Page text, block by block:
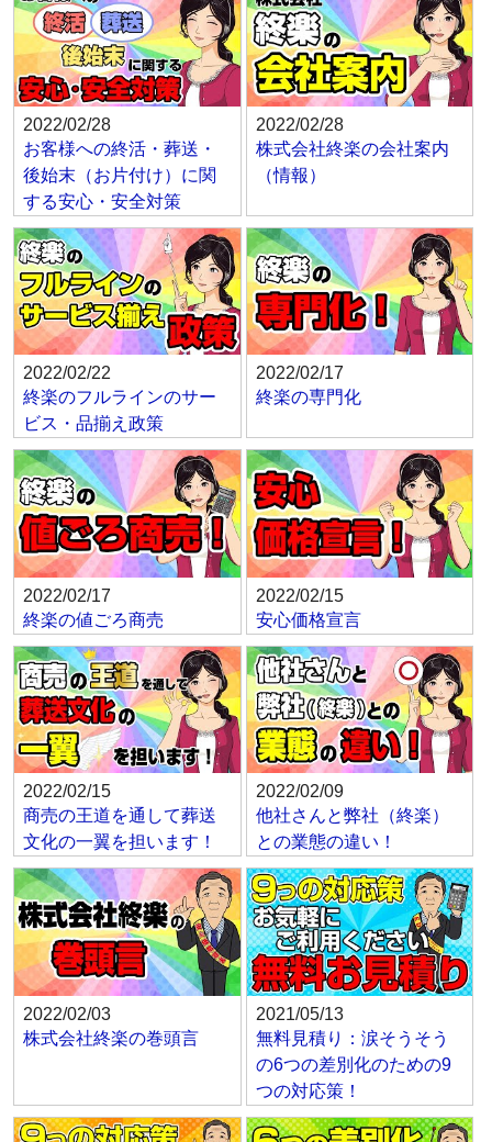
2022/02/28
お客様への終活・葬送・
後始末（お片付け）に関
する安心・安全対策
2022/02/28
株式会社終楽の会社案内
（情報）
2022/02/22
終楽のフルラインのサー
ビス・品揃え政策
2022/02/17
終楽の専門化
2022/02/17
終楽の値ごろ商売
2022/02/15
安心価格宣言
2022/02/15
商売の王道を通して葬送
文化の一翼を担います！
2022/02/09
他社さんと弊社（終楽）
との業態の違い！
2022/02/03
株式会社終楽の巻頭言
2021/05/13
無料見積り：涙そうそう
の6つの差別化のための9
つの対応策！